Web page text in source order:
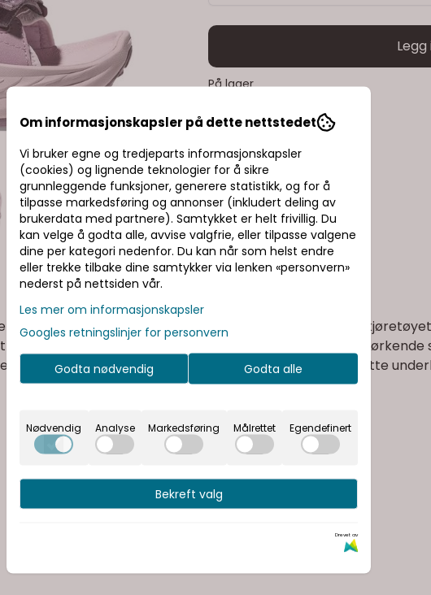
På lager
Rask levering
Fast fraktpris
Kvalitetsprodukter
for enkel av- ​​og påkledning, og er det ultimate
har fått en svampete Ariaprene®-overdel og hurtigtørkende
Vibram® Megagrip-yttersåle for forbedret grep på glatte
Om informasjonskapsler på dette nettstedet
Vi bruker egne og tredjeparts informasjonskapsler
(cookies) og lignende teknologier for å sikre
grunnleggende funksjoner, generere statistikk, og for å
tilpasse markedsføring og annonser (inkludert deling av
brukerdata med partnere). Samtykket er helt frivillig. Du
kan velge å godta alle, avvise valgfrie, eller tilpasse valgene
dine per kategori nedenfor. Du kan når som helst endre
eller trekke tilbake dine samtykker via lenken «personvern»
nederst på nettsiden vår.
Les mer om informasjonskapsler
Googles retningslinjer for personvern
Godta nødvendig Godta alle
Nødvendig Analyse Markedsføring Målrettet Egendefinert
Bekreft valg
Drevet av